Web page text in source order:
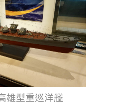
雄型重巡洋艦